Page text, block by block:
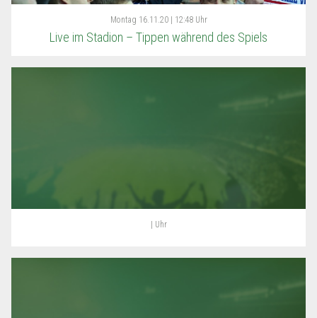
Montag 16.11.20 | 12:48 Uhr
Live im Stadion – Tippen während des Spiels
| Uhr